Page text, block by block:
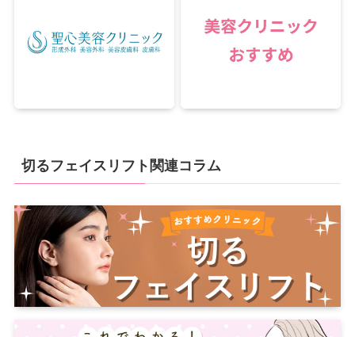
切るフェイスリフト関連コラム